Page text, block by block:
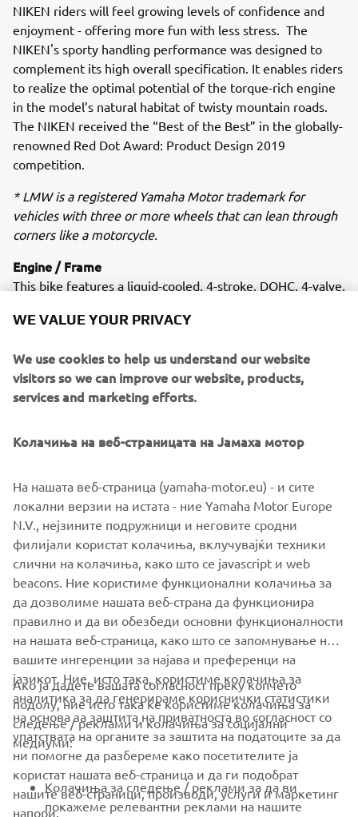
NIKEN riders will feel growing levels of confidence and
enjoyment - offering more fun with less stress. The
NIKEN's sporty handling performance was designed to
complement its high overall specification. It enables riders
to realize the optimal potential of the torque-rich engine
in the model’s natural habitat of twisty mountain roads.
The NIKEN received the “Best of the Best” in the globally-
renowned Red Dot Award: Product Design 2019
competition.
* LMW is a registered Yamaha Motor trademark for
vehicles with three or more wheels that can lean through
corners like a motorcycle.
Engine / Frame
This bike features a liquid-cooled, 4-stroke, DOHC, 4-valve,
sturdy hybrid chassis composed of steel and aluminium.
2018 F425A (XTO)
©Yamaha Motor Europe N.V. / Yamaha Motor Co., Ltd.
The information and/or imagery on these webpages may
never be used for commercial or non-commercial
purposes without the explicit written consent of Yamaha
Motor Europe N.V. and/or Yamaha Motor Co., Ltd.
Always ride in a safe manner and obey all local road laws.
CORPORATE
FOR BUSINESS
WE VALUE YOUR PRIVACY
We use cookies to help us understand our website
visitors so we can improve our website, products,
services and marketing efforts.
Колачиња на веб-страницата на Јамаха мотор
На нашата веб-страница (yamaha-motor.eu) - и сите
локални верзии на истата - ние Yamaha Motor Europe
N.V., нејзините подружници и неговите сродни
филијали користат колачиња, вклучувајќи техники
слични на колачиња, како што се javascript и web
beacons. Ние користиме функционални колачиња за
да дозволиме нашата веб-страна да функционира
правилно и да ви обезбеди основни функционалности
на нашата веб-страница, како што се запомнување на
вашите ингеренции за најава и преференци на
јазикот. Ние, исто така, користиме колачиња за
аналитика за да генерираме кориснички статистики
на основа за заштита на приватноста во согласност со
упатствата на органите за заштита на податоците за да
ни помогне да разбереме како посетителите ја
користат нашата веб-страница и да ги подобрат
нашите веб-страници, производи, услуги и маркетинг
напори.
Ако ја дадете вашата согласност преку копчето
подолу, ние исто така ќе користиме колачиња за
следење / реклами и колачиња за социјални
медиуми:
Колачиња за следење / реклами за да ви
покажеме релевантни реклами на нашите